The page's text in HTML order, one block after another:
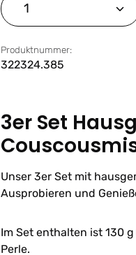
Produktnummer:
322324.385
3er Set
Unser 3er Set mit
Ausprobieren und
Im Set enthalten ist 130
Perle.